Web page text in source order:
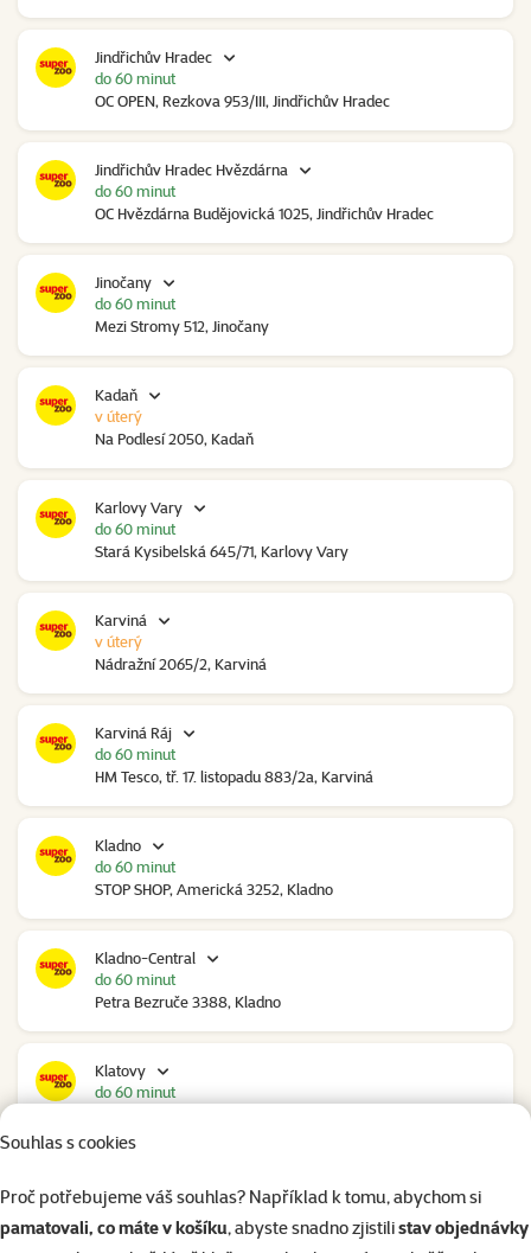
Souhlas s cookies
Proč potřebujeme váš souhlas? Například k tomu, abychom si
pamatovali, co máte v košíku, abyste snadno zjistilistav objednávky
Jindřichův Hradec
OC OPEN, Rezkova 953/III, Jindřichův Hradec
do 60 minut
Jindřichův Hradec Hvězdárna
OC Hvězdárna Budějovická 1025, Jindřichův Hradec
do 60 minut
Jinočany
Mezi Stromy 512, Jinočany
do 60 minut
Kadaň
Na Podlesí 2050, Kadaň
v úterý
Karlovy Vary
Stará Kysibelská 645/71, Karlovy Vary
do 60 minut
Karviná
Nádražní 2065/2, Karviná
v úterý
Karviná Ráj
HM Tesco, tř. 17. listopadu 883/2a, Karviná
do 60 minut
Kladno
STOP SHOP, Americká 3252, Kladno
do 60 minut
Kladno-Central
Petra Bezruče 3388, Kladno
do 60 minut
Klatovy
do 60 minut
Polepská 979, Kolín
do 60 minut